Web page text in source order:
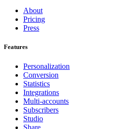
About
Pricing
Press
Features
Personalization
Conversion
Statistics
Integrations
Multi-accounts
Subscribers
Studio
Share